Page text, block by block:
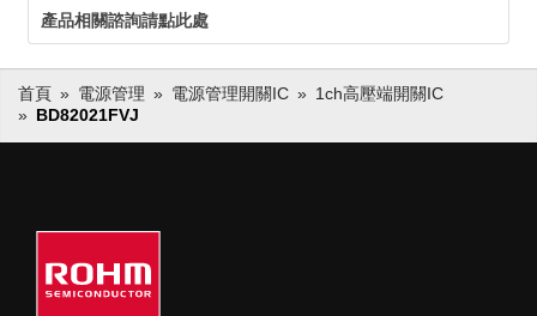
產品相關諮詢請點此處
首頁 電源管理 電源管理開關IC
1ch高壓端開關IC
BD82021FVJ